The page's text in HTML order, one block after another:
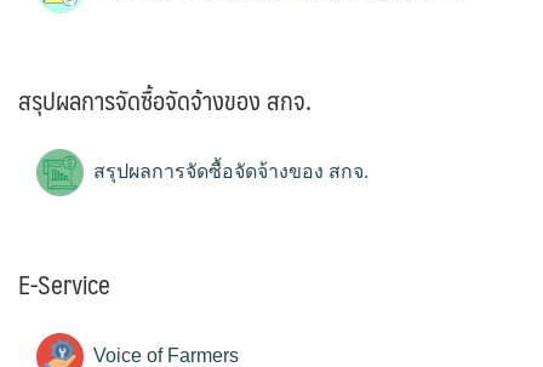
สรุปผลการจัดซื้อจัดจ้างของ สกจ.
สรุปผลการจัดซื้อจัดจ้างของ สกจ.
E-Service
Voice of Farmers